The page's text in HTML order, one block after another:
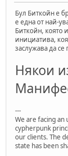
Бул Биткойн е
е една от най-
Биткойн, която
инициатива,
заслужава да се
Някои
---
We are facing
cypherpunk
our clients. The
state has been